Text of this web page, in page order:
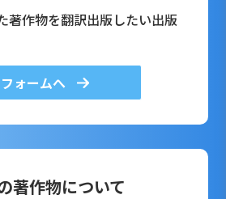
著作物を翻訳出版したい出版
フォームへ
著作物について